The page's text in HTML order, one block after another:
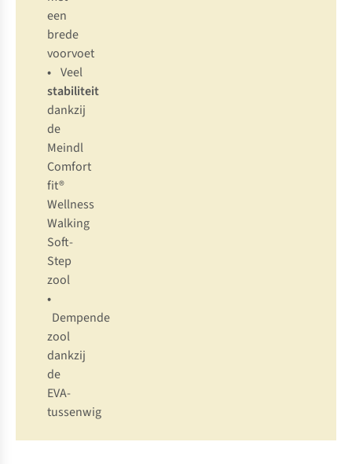
een
brede
voorvoet
• Veel
stabiliteit
dankzij
de
Meindl
Comfort
fit®
Wellness
Walking
Soft-
Step
zool
•
Dempende
zool
dankzij
de
EVA-
tussenwig